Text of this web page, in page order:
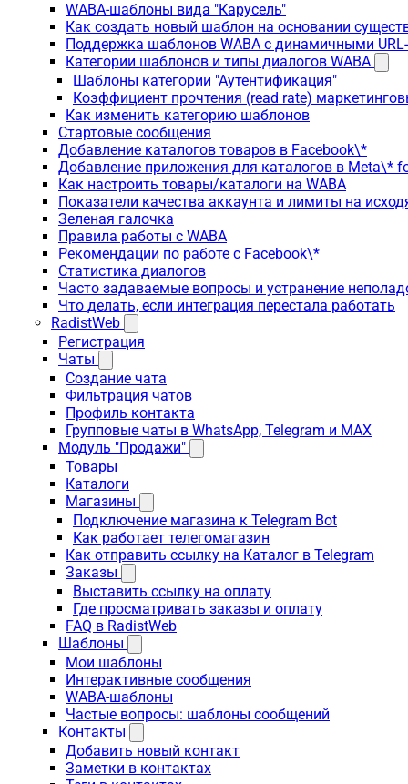
WABA-шаблоны вида "Карусель"
Как создать новый шаблон на основании
Поддержка шаблонов WABA с динамичными
Категории шаблонов и типы диалогов WABA
Шаблоны категории "Аутентификация"
Коэффициент прочтения (read rate)
Как изменить категорию шаблонов
Стартовые сообщения
Добавление каталогов товаров в Facebook\*
Добавление приложения для каталогов в Meta\*
Как настроить товары/каталоги на WABA
Показатели качества аккаунта и лимиты на
Зеленая галочка
Правила работы с WABA
Рекомендации по работе с Facebook\*
Статистика диалогов
Часто задаваемые вопросы и устранение
Что делать, если интеграция перестала работать
RadistWeb
Регистрация
Чаты
Создание чата
Фильтрация чатов
Профиль контакта
Групповые чаты в WhatsApp, Telegram и MAX
Модуль "Продажи"
Товары
Каталоги
Магазины
Подключение магазина к Telegram Bot
Как работает телегомагазин
Как отправить ссылку на Каталог в Telegram
Заказы
Выставить ссылку на оплату
Где просматривать заказы и оплату
FAQ в RadistWeb
Шаблоны
Мои шаблоны
Интерактивные сообщения
WABA-шаблоны
Частые вопросы: шаблоны сообщений
Контакты
Добавить новый контакт
Заметки в контактах